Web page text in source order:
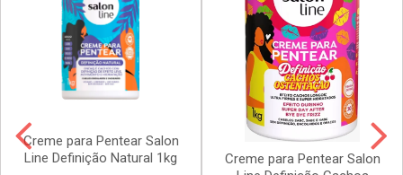
Creme para Pentear Salon
Line Definição Natural 1kg
Creme para Pentear Salon